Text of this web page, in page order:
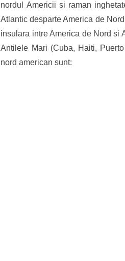
nordul Americii si raman
Atlantic desparte America de
insulara intre America de Nord si
Antilele Mari (Cuba, Haiti,
nord american sunt: